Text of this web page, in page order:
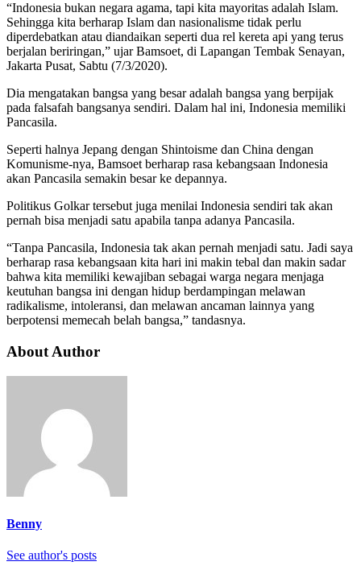
“Indonesia bukan negara agama, tapi kita mayoritas adalah Islam.
Sehingga kita berharap Islam dan nasionalisme tidak perlu
diperdebatkan atau diandaikan seperti dua rel kereta api yang terus
berjalan beriringan,” ujar Bamsoet, di Lapangan Tembak Senayan,
Jakarta Pusat, Sabtu (7/3/2020).
Dia mengatakan bangsa yang besar adalah bangsa yang berpijak
pada falsafah bangsanya sendiri. Dalam hal ini, Indonesia memiliki
Pancasila.
Seperti halnya Jepang dengan Shintoisme dan China dengan
Komunisme-nya, Bamsoet berharap rasa kebangsaan Indonesia
akan Pancasila semakin besar ke depannya.
Politikus Golkar tersebut juga menilai Indonesia sendiri tak akan
pernah bisa menjadi satu apabila tanpa adanya Pancasila.
“Tanpa Pancasila, Indonesia tak akan pernah menjadi satu. Jadi saya
berharap rasa kebangsaan kita hari ini makin tebal dan makin sadar
bahwa kita memiliki kewajiban sebagai warga negara menjaga
keutuhan bangsa ini dengan hidup berdampingan melawan
radikalisme, intoleransi, dan melawan ancaman lainnya yang
berpotensi memecah belah bangsa,” tandasnya.
About Author
Benny
See author's posts